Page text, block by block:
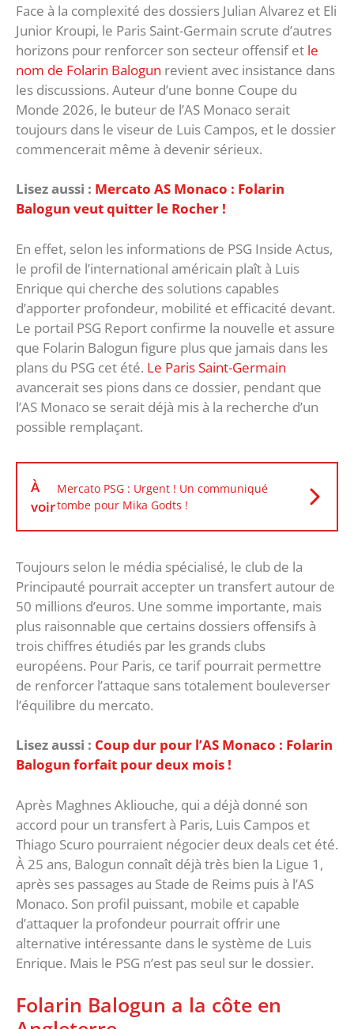
Face à la complexité des dossiers Julian Alvarez et Eli
Junior Kroupi, le Paris Saint-Germain scrute d’autres
horizons pour renforcer son secteur offensif et le
nom de Folarin Balogun revient avec insistance dans
les discussions. Auteur d’une bonne Coupe du
Monde 2026, le buteur de l’AS Monaco serait
toujours dans le viseur de Luis Campos, et le dossier
commencerait même à devenir sérieux.
Lisez aussi : Mercato AS Monaco : Folarin
Balogun veut quitter le Rocher !
En effet, selon les informations de PSG Inside Actus,
le profil de l’international américain plaît à Luis
Enrique qui cherche des solutions capables
d’apporter profondeur, mobilité et efficacité devant.
Le portail PSG Report confirme la nouvelle et assure
que Folarin Balogun figure plus que jamais dans les
plans du PSG cet été. Le Paris Saint-Germain
avancerait ses pions dans ce dossier, pendant que
l’AS Monaco se serait déjà mis à la recherche d’un
possible remplaçant.
À
voir
Mercato PSG : Urgent ! Un communiqué
tombe pour Mika Godts !
Toujours selon le média spécialisé, le club de la
Principauté pourrait accepter un transfert autour de
50 millions d’euros. Une somme importante, mais
plus raisonnable que certains dossiers offensifs à
trois chiffres étudiés par les grands clubs
européens. Pour Paris, ce tarif pourrait permettre
de renforcer l’attaque sans totalement bouleverser
l’équilibre du mercato.
Lisez aussi : Coup dur pour l’AS Monaco : Folarin
Balogun forfait pour deux mois !
Après Maghnes Akliouche, qui a déjà donné son
accord pour un transfert à Paris, Luis Campos et
Thiago Scuro pourraient négocier deux deals cet été.
À 25 ans, Balogun connaît déjà très bien la Ligue 1,
après ses passages au Stade de Reims puis à l’AS
Monaco. Son profil puissant, mobile et capable
d’attaquer la profondeur pourrait offrir une
alternative intéressante dans le système de Luis
Enrique. Mais le PSG n’est pas seul sur le dossier.
Folarin Balogun a la côte en